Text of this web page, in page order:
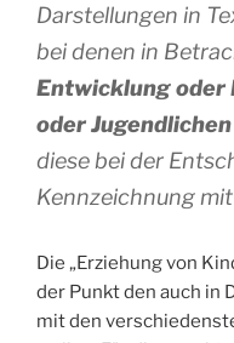
Darstellungen in
bei denen in
Entwicklung oder
oder
diese bei der
Kennzeichnung
Die „Erziehung von
der Punkt den auch in
mit den